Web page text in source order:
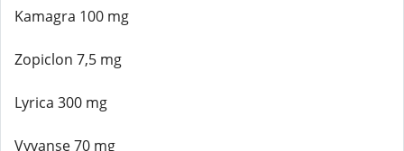
Kamagra 100 mg
Zopiclon 7,5 mg
Lyrica 300 mg
Vyvanse 70 mg